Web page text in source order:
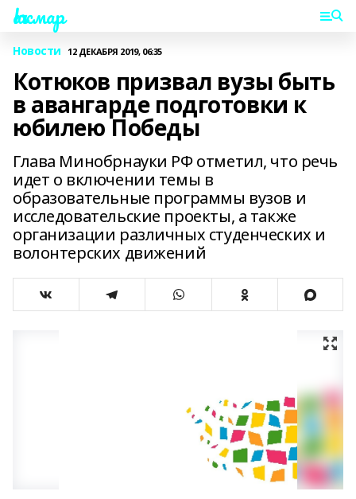
Һаҡмар
Новости 12 ДЕКАБРЯ 2019, 06:35
Котюков призвал вузы быть
в авангарде подготовки к
юбилею Победы
Глава Минобрнауки РФ отметил, что речь
идет о включении темы в
образовательные программы вузов и
исследовательские проекты, а также
организации различных студенческих и
волонтерских движений